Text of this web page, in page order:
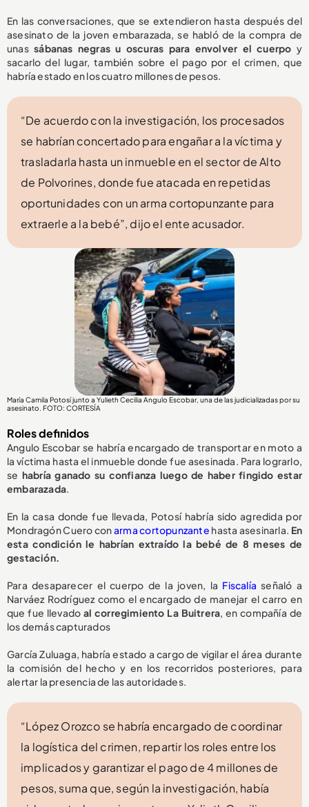
En las conversaciones, que se extendieron hasta después del
asesinato de la joven embarazada, se habló de la compra de
unassábanas negras u oscuras para envolver el cuerpo y
sacarlo del lugar, también sobre el pago por el crimen, que
habría estado en los cuatro millones de pesos.
“De acuerdo con la investigación, los procesados
se habrían concertado para engañar a la víctima y
trasladarla hasta un inmueble en el sector de Alto
de Polvorines, donde fue atacada en repetidas
oportunidades con un arma cortopunzante para
extraerle a la bebé”, dijo el ente acusador.
María Camila Potosí junto a Yulieth Cecilia Angulo Escobar, una de las judicializadas por su
asesinato. FOTO: CORTESÍA
Roles definidos
Angulo Escobar se habría encargado de transportar en moto a
la víctima hasta el inmueble donde fue asesinada. Para lograrlo,
se habría ganado su confianza luego de haber fingido estar
embarazada.
En la casa donde fue llevada, Potosí habría sido agredida por
Mondragón Cuero conarma cortopunzante hasta asesinarla. En
esta condición le habrían extraído la bebé de 8 meses de
gestación.
Para desaparecer el cuerpo de la joven, la Fiscalíaseñaló a
Narváez Rodríguez como el encargado de manejar el carro en
que fue llevado al corregimiento La Buitrera, en compañía de
los demás capturados
García Zuluaga, habría estado a cargo de vigilar el área durante
la comisión del hecho y en los recorridos posteriores, para
alertar la presencia de las autoridades.
“López Orozco se habría encargado de coordinar
la logística del crimen, repartir los roles entre los
implicados y garantizar el pago de 4 millones de
pesos, suma que, según la investigación, había